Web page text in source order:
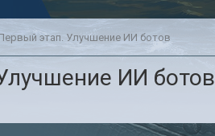
этап. Улучшение ИИ ботов
ИИ ботов